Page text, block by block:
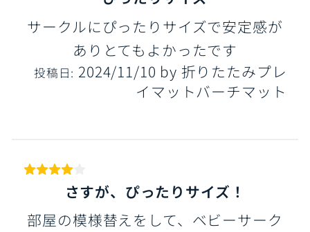
サークルにぴったりサイズで安定感が
ありとてもよかったです
投稿日: 2024/11/10 by 折りたたみプレ
イマットバーチマット
さすが、ぴったりサイズ！
部屋の模様替えをして、ベビーサーク